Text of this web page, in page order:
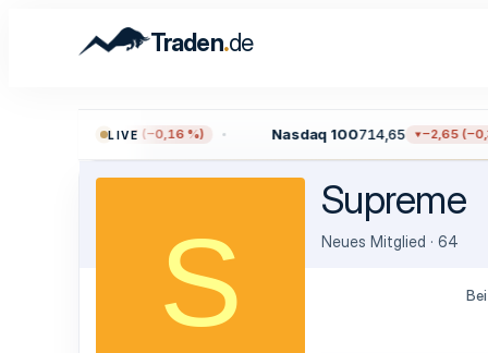
Traden.de
LIVE
−12,17 (−0,16 %) Nasdaq 100714,65 −2,65
S
Supreme
Neues Mitglied · 64